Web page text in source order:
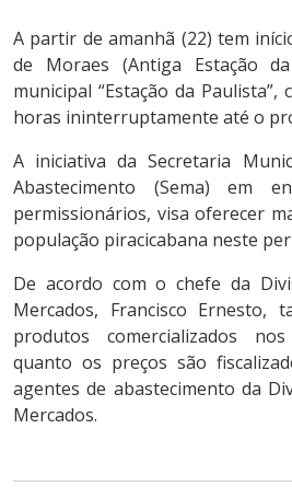
A partir de amanhã (22) tem
de Moraes (Antiga Estação
municipal “Estação da
horas ininterruptamente até o
A iniciativa da Secretaria
Abastecimento (Sema) em
permissionários, visa oferecer
população piracicabana neste
De acordo com o chefe da
Mercados, Francisco Ernesto,
produtos comercializados
quanto os preços são
agentes de abastecimento da
Mercados.